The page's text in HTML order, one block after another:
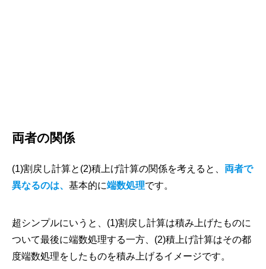
両者の関係
(1)割戻し計算と(2)積上げ計算の関係を考えると、 両者で
異なるのは、 基本的に端数処理です。
超シンプルにいうと、(1)割戻し計算は積み上げたものに
ついて最後に端数処理する一方、(2)積上げ計算はその都
度端数処理をしたものを積み上げるイメージです。